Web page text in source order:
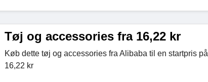
Tøj og accessories fra 16,22 kr
Køb dette tøj og accessories fra Alibaba til en startpris på
16,22 kr